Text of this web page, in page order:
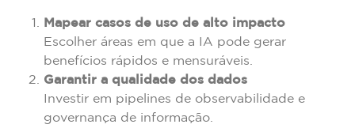
Mapear casos de uso de alto impacto
Escolher áreas em que a IA pode gerar
benefícios rápidos e mensuráveis.
Garantir a qualidade dos dados
Investir em pipelines de observabilidade e
governança de informação.